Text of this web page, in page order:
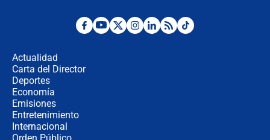
¿La posesión de Abelardo De la
Actualidad
Carta del Director
Deportes
Economía
Emisiones
Entretenimiento
Internacional